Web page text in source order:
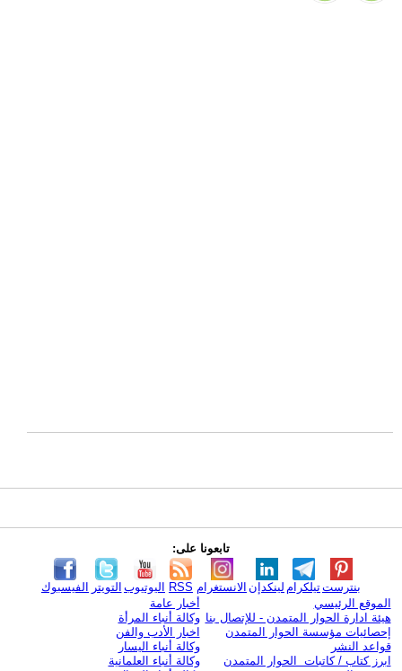
تابعونا على:
الفيسبوك التويتر اليوتيوب RSS الانستغرام لينكدإن تيلكرامبنترست
الموقع الرئيسي
هيئة ادارة الحوار المتمدن - للإتصال بنا
إحصائيات مؤسسة الحوار المتمدن
قواعد النشر
ابرز كتاب / كاتبات الحوار المتمدن
أخبار عامة
وكالة أنباء المرأة
اخبار الأدب والفن
وكالة أنباء اليسار
وكالة أنباء العلمانية